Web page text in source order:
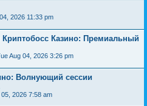
2026 11:33 pm
Казино: Премиальный
Aug 04, 2026 3:26 pm
Волнующий сессии
05, 2026 7:58 am